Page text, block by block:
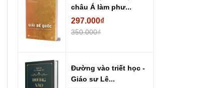
châu Á làm phư...
297.000₫
350.000₫
Đường vào triết học -
Giáo sư Lê...